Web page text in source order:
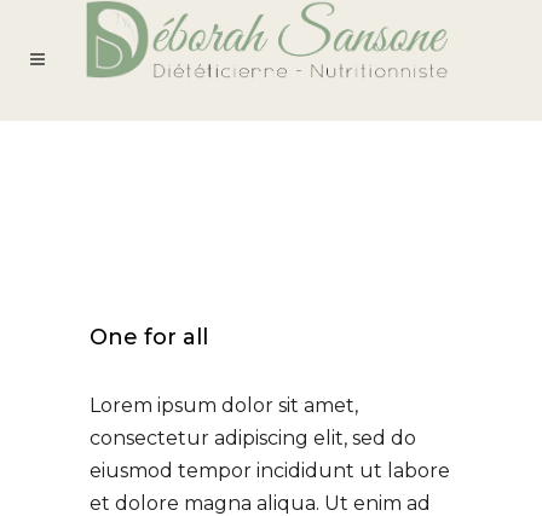
One for all
Lorem ipsum dolor sit amet,
consectetur adipiscing elit, sed do
eiusmod tempor incididunt ut labore
et dolore magna aliqua. Ut enim ad